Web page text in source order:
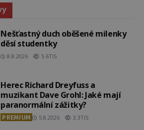
Nešťastný duch oběšené milenky
děsí studentky
8.8.2026 5.6TIS
Herec Richard Dreyfuss a
muzikant Dave Grohl: Jaké mají
paranormální zážitky?
PREMIUM 5.8.2026 3.3TIS